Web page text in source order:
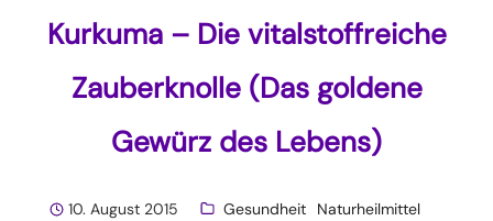
Kurkuma – Die vitalstoffreiche
Zauberknolle (Das goldene
Gewürz des Lebens)
10. August 2015 Gesundheit Naturheilmittel